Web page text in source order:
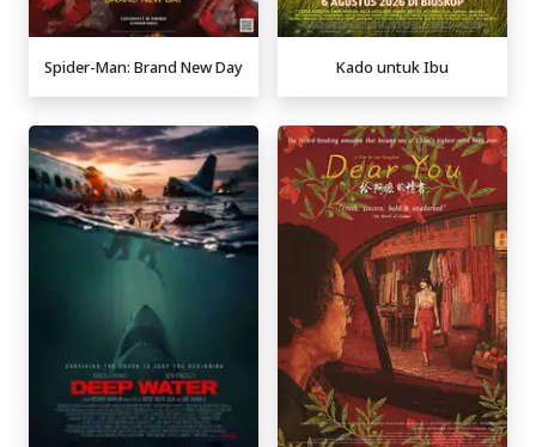
Spider-Man: Brand New Day Kado untuk Ibu